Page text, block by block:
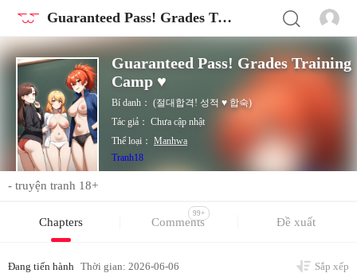
Guaranteed Pass! Grades Training Camp ♥
Guaranteed Pass! Grades Training
Camp ♥
Bí danh： (절대합격! 성적 ♥ 합숙)
Tác giả： Chưa cập nhật
Thể loại： Manhwa
Tranh18
- truyện tranh 18+
Chapters Comments
99+
Đề xuất
Đang tiến hành Thời gian: 2026-06-06 Sắp xếp